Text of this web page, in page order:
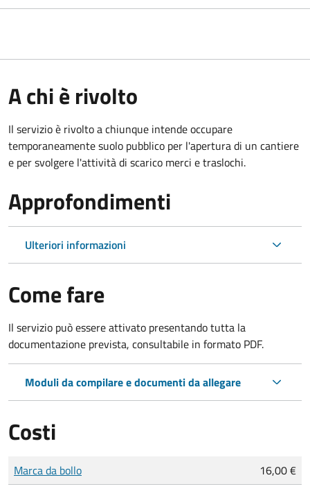
A chi è rivolto
Il servizio è rivolto a chiunque intende occupare
temporaneamente suolo pubblico per l'apertura di un cantiere
e per svolgere l'attività di scarico merci e traslochi.
Approfondimenti
Ulteriori informazioni
Come fare
Il servizio può essere attivato presentando tutta la
documentazione prevista, consultabile in formato PDF.
Moduli da compilare e documenti da allegare
Costi
Tipo di pagamento
Importo
Marca da bollo 16,00 €